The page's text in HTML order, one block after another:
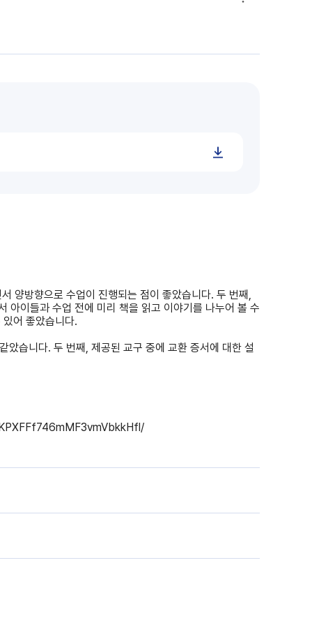
글 옵션 더보기
양방향으로 수업이 진행되는 점이 좋았습니다. 두 번째,
아이들과 수업 전에 미리 책을 읽고 이야기를 나누어 볼 수
어 좋았습니다.
습니다. 두 번째, 제공된 교구 중에 교환 증서에 대한 설